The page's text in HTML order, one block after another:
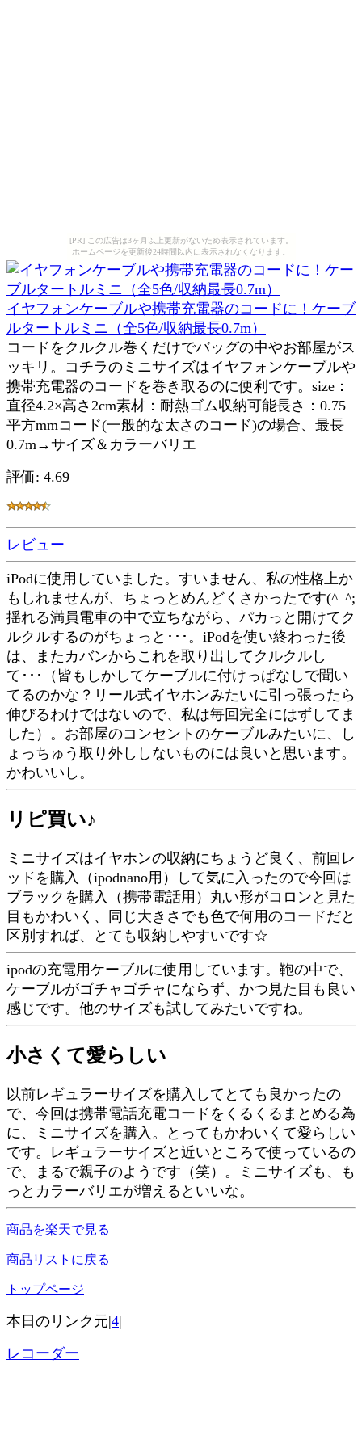
[PR] この広告は3ヶ月以上更新がないため表示されています。
ホームページを更新後24時間以内に表示されなくなります。
イヤフォンケーブルや携帯充電器のコードに！ケーブ
ルタートルミニ（全5色/収納最長0.7m）
コードをクルクル巻くだけでバッグの中やお部屋がス
ッキリ。コチラのミニサイズはイヤフォンケーブルや
携帯充電器のコードを巻き取るのに便利です。size：
直径4.2×高さ2cm素材：耐熱ゴム収納可能長さ：0.75
平方mmコード(一般的な太さのコード)の場合、最長
0.7m→サイズ＆カラーバリエ
評価: 4.69
レビュー
iPodに使用していました。すいません、私の性格上か
もしれませんが、ちょっとめんどくさかったです(^_^;
揺れる満員電車の中で立ちながら、パカっと開けてク
ルクルするのがちょっと･･･。iPodを使い終わった後
は、またカバンからこれを取り出してクルクルし
て･･･（皆もしかしてケーブルに付けっぱなしで聞い
てるのかな？リール式イヤホンみたいに引っ張ったら
伸びるわけではないので、私は毎回完全にはずしてま
した）。お部屋のコンセントのケーブルみたいに、し
ょっちゅう取り外ししないものには良いと思います。
かわいいし。
リピ買い♪
ミニサイズはイヤホンの収納にちょうど良く、前回レ
ッドを購入（ipodnano用）して気に入ったので今回は
ブラックを購入（携帯電話用）丸い形がコロンと見た
目もかわいく、同じ大きさでも色で何用のコードだと
区別すれば、とても収納しやすいです☆
ipodの充電用ケーブルに使用しています。鞄の中で、
ケーブルがゴチャゴチャにならず、かつ見た目も良い
感じです。他のサイズも試してみたいですね。
小さくて愛らしい
以前レギュラーサイズを購入してとても良かったの
で、今回は携帯電話充電コードをくるくるまとめる為
に、ミニサイズを購入。とってもかわいくて愛らしい
です。レギュラーサイズと近いところで使っているの
で、まるで親子のようです（笑）。ミニサイズも、も
っとカラーバリエが増えるといいな。
商品を楽天で見る
商品リストに戻る
トップページ
本日のリンク元|4|
レコーダー